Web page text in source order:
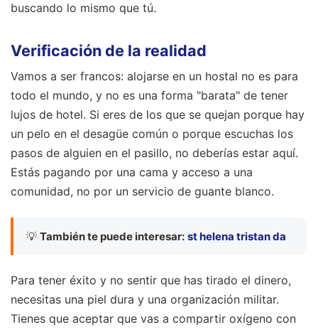
buscando lo mismo que tú.
Verificación de la realidad
Vamos a ser francos: alojarse en un hostal no es para
todo el mundo, y no es una forma "barata" de tener
lujos de hotel. Si eres de los que se quejan porque hay
un pelo en el desagüe común o porque escuchas los
pasos de alguien en el pasillo, no deberías estar aquí.
Estás pagando por una cama y acceso a una
comunidad, no por un servicio de guante blanco.
💡 También te puede interesar: st helena tristan da
Para tener éxito y no sentir que has tirado el dinero,
necesitas una piel dura y una organización militar.
Tienes que aceptar que vas a compartir oxígeno con